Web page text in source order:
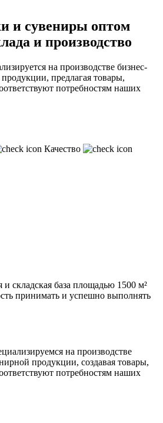
и сувениры оптом
и производство
на производстве бизнес-
предлагая товары,
потребностям наших
Качество
складская база площадью 1500 м²
принимать и успешно выполнять
на производстве
продукции, создавая товары,
потребностям наших